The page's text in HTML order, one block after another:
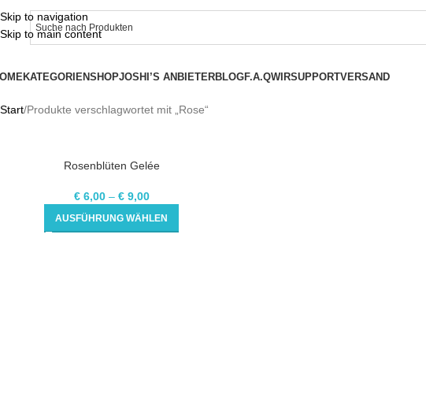
Skip to navigation
Skip to main content
KATEGORIENSHOPJOSHI’S ANBIETERBLOGF.A.QWIRSUPPORTVERSAND
Start Produkte verschlagwortet mit „Rose“
Rosenblüten Gelée
€6,00– €9,00
AUSFÜHRUNG WÄHLEN